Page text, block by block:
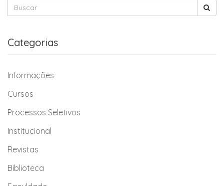
Categorias
Informações
Cursos
Processos Seletivos
Institucional
Revistas
Biblioteca